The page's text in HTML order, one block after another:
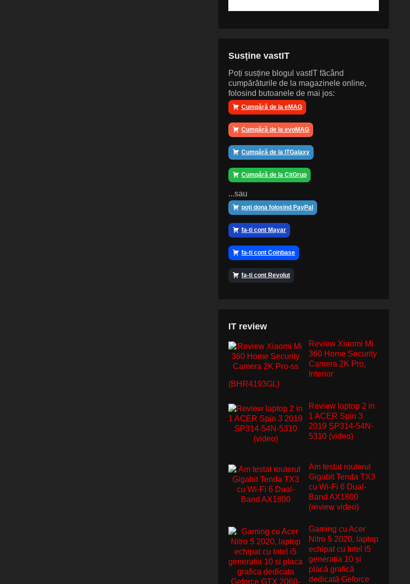
Susține vastIT
Poți susține blogul vastIT făcând
cumpărăturile de la magazinele online,
folosind butoanele de mai jos:
Cumpără de la eMAG
Cumpără de la evoMAG
Cumpără de la ITGalaxy
Cumpără de la CitGrup
...sau
poți dona folosind PayPal
fa-ti cont Mayar
fa-ti cont Coinbase
fa-ti cont Revolut
IT review
Review Xiaomi Mi
360 Home Security
Camera 2K Pro,
Interior
(BHR4193GL)
Review laptop 2 in
1 ACER Spin 3
2019 SP314-54N-
5310 (video)
Am testat routerul
Gigabit Tenda TX3
cu Wi-Fi 6 Dual-
Band AX1800
(review video)
Gaming cu Acer
Nitro 5 2020, laptop
echipat cu Intel i5
generația 10 și
placă grafică
dedicată Geforce